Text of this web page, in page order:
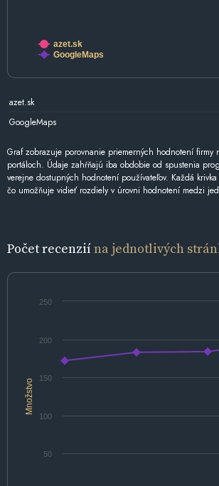
azet.sk
GoogleMaps
azet.sk
GoogleMaps
Graf zobrazuje porovnanie priemerných hodnotení firmy
portáloch. Údaje zahŕňajú iba obdobie od spustenia
verejne dostupných hodnotení používateľov. Každá
čo umožňuje vidieť rozdiely v úrovni hodnotení medzi
Počet recenziína jednotlivých
Množstvo
50
100
150
200
250